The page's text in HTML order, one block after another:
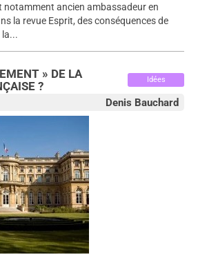
notamment ancien ambassadeur en
la revue Esprit, des conséquences de
la...
Idées
» DE LA
?
Denis Bauchard